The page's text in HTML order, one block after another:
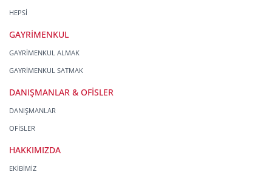
HEPSİ
GAYRİMENKUL
GAYRİMENKUL ALMAK
GAYRİMENKUL SATMAK
DANIŞMANLAR & OFİSLER
DANIŞMANLAR
OFİSLER
HAKKIMIZDA
EKİBİMİZ